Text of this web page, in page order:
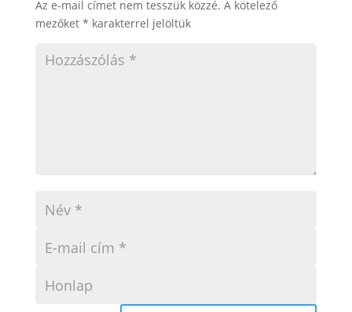
Az e-mail címet nem tesszük közzé. A kötelező
mezőket * karakterrel jelöltük